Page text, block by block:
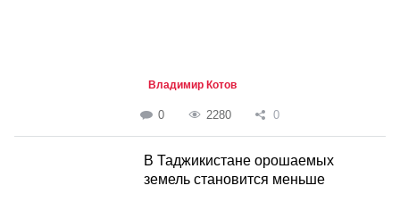
Владимир Котов
0 2280 0
В Таджикистане орошаемых
земель становится меньше